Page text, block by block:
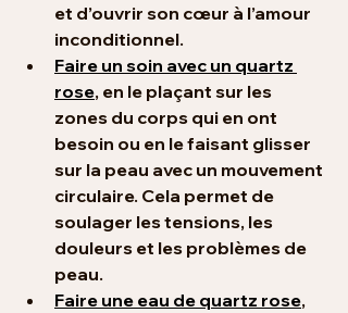
et d’ouvrir son cœur à l’amour
inconditionnel.
Faire un soin avec un quartz
rose, en le plaçant sur les
zones du corps qui en ont
besoin ou en le faisant glisser
sur la peau avec un mouvement
circulaire. Cela permet de
soulager les tensions, les
douleurs et les problèmes de
peau.
Faire une eau de quartz rose,